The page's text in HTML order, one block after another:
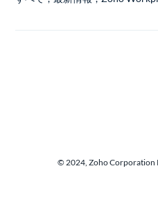
© 2024, Zoho Corporation